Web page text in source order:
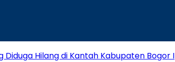
Diduga Hilang di Kantah Kabupaten Bogor I